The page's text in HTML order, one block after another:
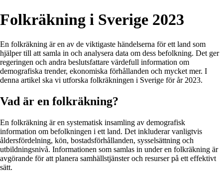
Folkräkning i Sverige 2023
En folkräkning är en av de viktigaste händelserna för ett land som
hjälper till att samla in och analysera data om dess befolkning. Det ger
regeringen och andra beslutsfattare värdefull information om
demografiska trender, ekonomiska förhållanden och mycket mer. I
denna artikel ska vi utforska folkräkningen i Sverige för år 2023.
Vad är en folkräkning?
En folkräkning är en systematisk insamling av demografisk
information om befolkningen i ett land. Det inkluderar vanligtvis
åldersfördelning, kön, bostadsförhållanden, sysselsättning och
utbildningsnivå. Informationen som samlas in under en folkräkning är
avgörande för att planera samhällstjänster och resurser på ett effektivt
sätt.